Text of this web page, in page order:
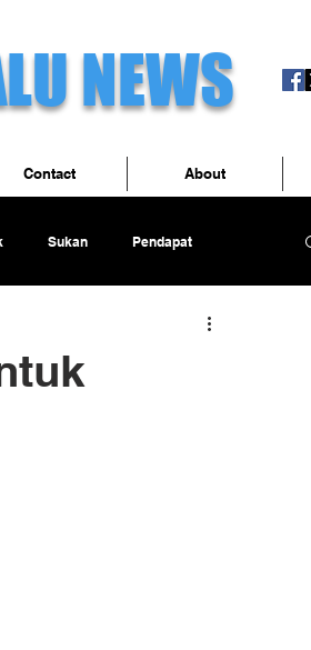
NEWS
Sukan Pendapat
Contact About